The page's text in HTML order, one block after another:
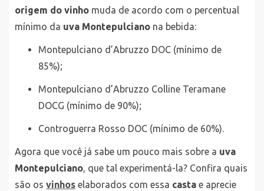
origem do vinho muda de acordo com o percentual
mínimo da uva Montepulciano na bebida:
Montepulciano d’Abruzzo DOC (mínimo de
85%);
Montepulciano d’Abruzzo Colline Teramane
DOCG (mínimo de 90%);
Controguerra Rosso DOC (mínimo de 60%).
Agora que você já sabe um pouco mais sobre a uva
Montepulciano, que tal experimentá-la? Confira quais
são os vinhos elaborados com essa casta e aprecie